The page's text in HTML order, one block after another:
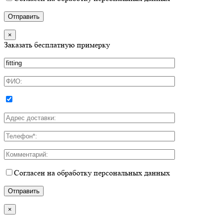
×
Заказать бесплатную примерку
Согласен на обработку персональных данных
×